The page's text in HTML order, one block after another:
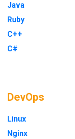
Java
Ruby
C++
C#
DevOps
Linux
Nginx